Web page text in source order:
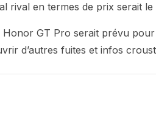
rival en termes de prix serait le
GT Pro serait prévu
d’autres fuites et infos